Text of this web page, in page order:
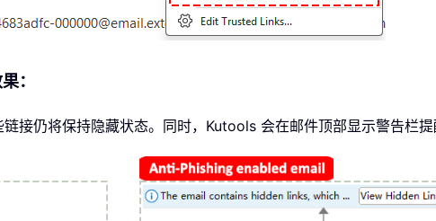
：
接仍将保持隐藏状态。同时，Kutools 会在邮件顶部显示警告栏提